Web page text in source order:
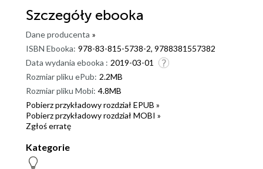
Szczegóły ebooka
Dane producenta »
ISBN Ebooka: 978-83-815-5738-2, 9788381557382
Data wydania ebooka : 2019-03-01
Rozmiar pliku ePub: 2.2MB
Rozmiar pliku Mobi: 4.8MB
Pobierz przykładowy rozdział EPUB »
Pobierz przykładowy rozdział MOBI »
Zgłoś erratę
Kategorie